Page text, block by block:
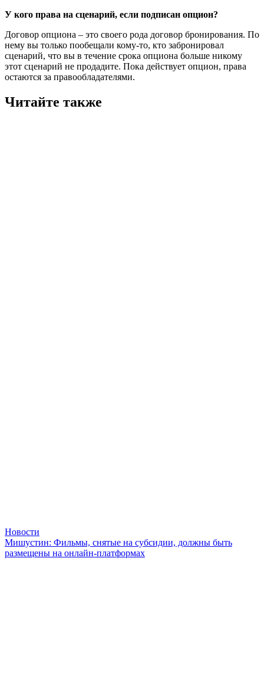
У кого права на сценарий, если подписан опцион?
Договор опциона – это своего рода договор бронирования. По
нему вы только пообещали кому-то, кто забронировал
сценарий, что вы в течение срока опциона больше никому
этот сценарий не продадите. Пока действует опцион, права
остаются за правообладателями.
Читайте также
Новости
Мишустин: Фильмы, снятые на субсидии, должны быть
размещены на онлайн-платформах